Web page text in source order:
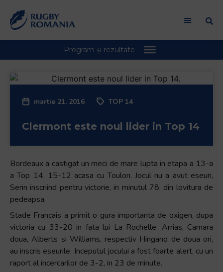
martie 21, 2016 TOP 14
Clermont este noul lider in Top 14
Bordeaux a castigat un meci de mare lupta in etapa a 13-a
a Top 14, 15-12 acasa cu Toulon. Jocul nu a avut eseuri,
Serin inscriind pentru victorie, in minutul 78, din lovitura de
pedeapsa.
Stade Francais a primit o gura importanta de oxigen, dupa
victoria cu 33-20 in fata lui La Rochelle. Arrias, Camara
doua, Alberts si Williams, respectiv Hingano de doua ori,
au inscris eseurile. Inceputul jocului a fost foarte alert, cu un
raport al incercarilor de 3-2, in 23 de minute.